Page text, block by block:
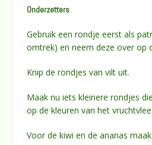
Onderzetters
Gebruik een rondje eerst als
omtrek) en neem deze over op
Knip de rondjes van vilt uit.
Maak nu iets kleinere rondjes
op de kleuren van het
Voor de kiwi en de ananas